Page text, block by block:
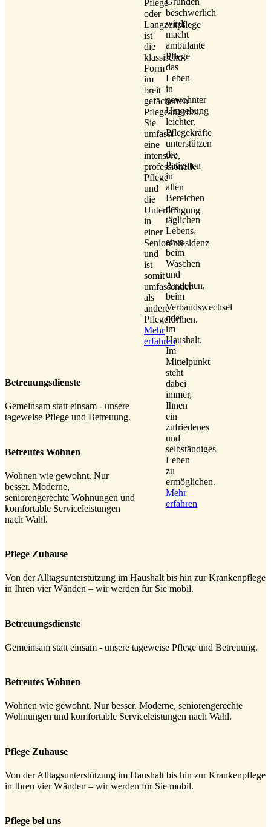
beschwerlich
wird,
macht
ambulante
Pflege
das
Leben
in
gewohnter
Umgebung
leichter.
Pflegekräfte
unterstützen
die
Patienten
in
allen
Bereichen
des
täglichen
Lebens,
etwa
beim
Waschen
und
Anziehen,
beim
Verbandswechsel
oder
im
Haushalt.
Im
Mittelpunkt
steht
dabei
immer,
Ihnen
ein
zufriedenes
und
selbständiges
Leben
zu
ermöglichen.
Mehr
erfahren
Pflege
oder
Langzeitpflege
ist
die
klassische
Form
im
breit
gefächerten
Pflegeangebot.
Sie
umfasst
eine
intensive,
professionelle
Pflege
und
die
Unterbringung
in
einer
Seniorenresidenz
und
ist
somit
umfassender
als
andere
Pflegeformen.
Mehr
erfahren
Betreuungsdienste
Gemeinsam statt einsam - unsere
tageweise Pflege und Betreuung.
Betreutes Wohnen
Wohnen wie gewohnt. Nur
besser. Moderne,
seniorengerechte Wohnungen und
komfortable Serviceleistungen
nach Wahl.
Pflege Zuhause
Von der Alltagsunterstützung im Haushalt bis hin zur Krankenpflege
in Ihren vier Wänden – wir werden für Sie mobil.
Betreuungsdienste
Gemeinsam statt einsam - unsere tageweise Pflege und Betreuung.
Betreutes Wohnen
Wohnen wie gewohnt. Nur besser. Moderne, seniorengerechte
Wohnungen und komfortable Serviceleistungen nach Wahl.
Pflege Zuhause
Von der Alltagsunterstützung im Haushalt bis hin zur Krankenpflege
in Ihren vier Wänden – wir werden für Sie mobil.
Pflege bei uns